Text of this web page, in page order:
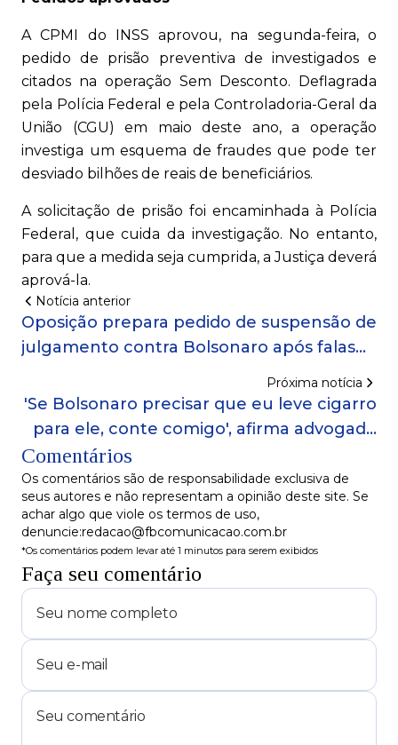
A CPMI do INSS aprovou, na segunda-feira, o
pedido de prisão preventiva de investigados e
citados na operação Sem Desconto. Deflagrada
pela Polícia Federal e pela Controladoria-Geral da
União (CGU) em maio deste ano, a operação
investiga um esquema de fraudes que pode ter
desviado bilhões de reais de beneficiários.
A solicitação de prisão foi encaminhada à Polícia
Federal, que cuida da investigação. No entanto,
para que a medida seja cumprida, a Justiça deverá
aprová-la.
Notícia anterior
Oposição prepara pedido de suspensão de
julgamento contra Bolsonaro após falas
Próxima notícia
'Se Bolsonaro precisar que eu leve cigarro
para ele, conte comigo', afirma advogado
Comentários
Os comentários são de responsabilidade exclusiva de
seus autores e não representam a opinião deste site. Se
achar algo que viole os termos de uso,
denuncie:redacao@fbcomunicacao.com.br
*Os comentários podem levar até 1 minutos para serem exibidos
Faça seu comentário